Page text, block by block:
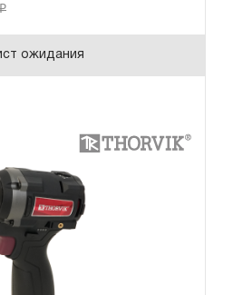
₽
ожидания